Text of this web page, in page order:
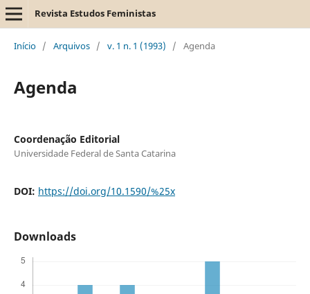
Revista Estudos Feministas
Início / Arquivos / v. 1 n. 1 (1993) / Agenda
Agenda
Coordenação Editorial
Universidade Federal de Santa Catarina
DOI: https://doi.org/10.1590/%25x
Downloads